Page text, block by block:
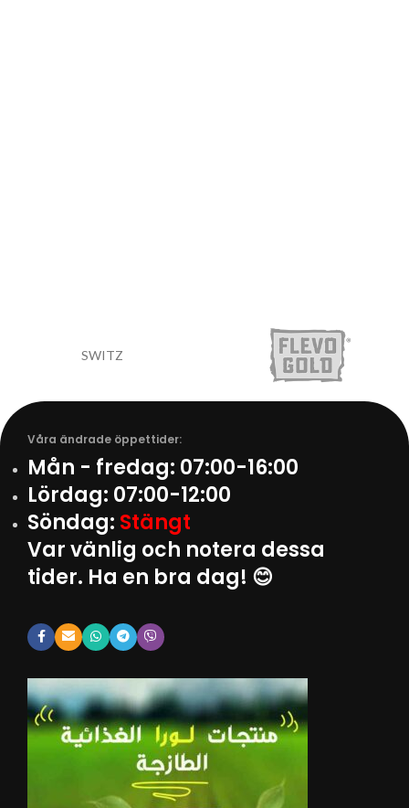
SWITZ
Våra ändrade öppettider:
Mån - fredag: 07:00-16:00
Lördag: 07:00-12:00
Söndag: Stängt
Var vänlig och notera dessa
tider. Ha en bra dag! 😊